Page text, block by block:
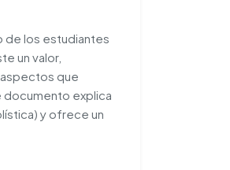
de los estudiantes
un valor,
que
documento explica
y ofrece un